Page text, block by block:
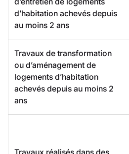
d’habitation achevés depuis
au moins 2 ans
Travaux de transformation
ou d’aménagement de
logements d’habitation
achevés depuis au moins 2
ans
Travaux réalisés dans des